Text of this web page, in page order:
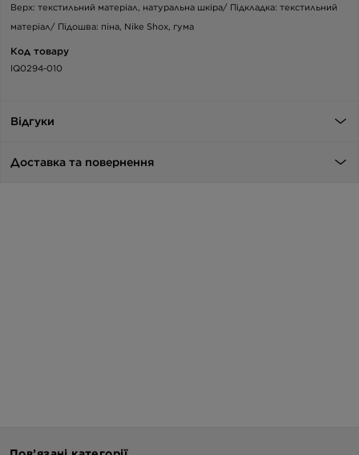
Верх: текстильний матеріал, натуральна шкіра/ Підкладка: текстильний
матеріал/ Підошва: піна, Nike Shox, гума
Код товару
IQ0294-010
Відгуки
Доставка та повернення